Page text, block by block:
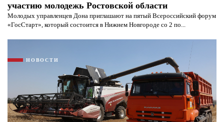
участию молодежь Ростовской области
Молодых управленцев Дона приглашают на пятый Всероссийский форум
«ГосСтарт», который состоится в Нижнем Новгороде со 2 по...
НОВОСТИ
Я согласен сполитикой конфиденциальности и
защиты информации*
Я согласен с политикой конфиденциальности и
защиты информации*